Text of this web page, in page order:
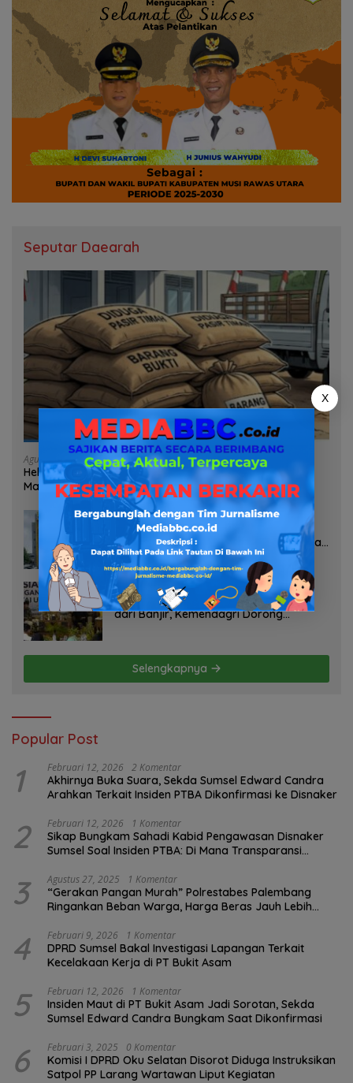
Seputar Daearah
Agustus 7, 2026
Heboh Tumpukan Karung Diduga Pasir Timah di Pos AL
Manggar, Danlanal Babel: Masih Kami Dalami
Agustus 7, 2026
Pelayanan Kinerja Dan Transparansi
Sanksi P2TL PLN Dipertanyakan, Upaya
Konfirmasi GM PLN UID S2JB Terkesan
Tutup Mata
Agustus 7, 2026
Selamatkan Lahan Pertanian Brebes
dari Banjir, Kemendagri Dorong
Selengkapnya
Popular Post
1 Februari 12, 2026 2 Komentar
Akhirnya Buka Suara, Sekda Sumsel Edward Candra
Arahkan Terkait Insiden PTBA Dikonfirmasi ke Disnaker
2 Februari 12, 2026 1 Komentar
Sikap Bungkam Sahadi Kabid Pengawasan Disnaker
Sumsel Soal Insiden PTBA: Di Mana Transparansi
3 Agustus 27, 2025 1 Komentar
“Gerakan Pangan Murah” Polrestabes Palembang
Ringankan Beban Warga, Harga Beras Jauh Lebih
4 Februari 9, 2026 1 Komentar
DPRD Sumsel Bakal Investigasi Lapangan Terkait
Kecelakaan Kerja di PT Bukit Asam
5 Februari 12, 2026 1 Komentar
Insiden Maut di PT Bukit Asam Jadi Sorotan, Sekda
Sumsel Edward Candra Bungkam Saat Dikonfirmasi
6 Februari 3, 2025 0 Komentar
Komisi I DPRD Oku Selatan Disorot Diduga Instruksikan
Satpol PP Larang Wartawan Liput Kegiatan
X